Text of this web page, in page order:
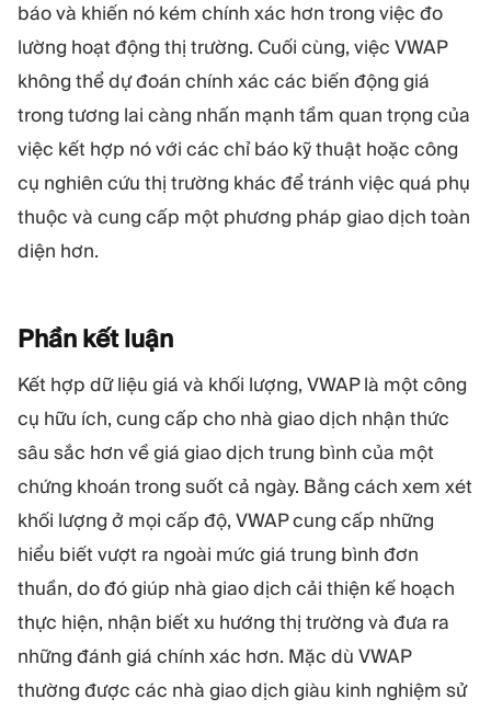
báo và khiến nó kém chính xác hơn trong việc đo
lường hoạt động thị trường. Cuối cùng, việc VWAP
không thể dự đoán chính xác các biến động giá
trong tương lai càng nhấn mạnh tầm quan trọng của
việc kết hợp nó với các chỉ báo kỹ thuật hoặc công
cụ nghiên cứu thị trường khác để tránh việc quá phụ
thuộc và cung cấp một phương pháp giao dịch toàn
diện hơn.
Phần kếtluận
Kết hợp dữ liệu giá và khối lượng, VWAP là một công
cụ hữu ích, cung cấp cho nhà giao dịch nhận thức
sâu sắc hơn về giá giao dịch trung bình của một
chứng khoán trong suốt cả ngày. Bằng cách xem xét
khối lượng ở mọi cấp độ, VWAP cung cấp những
hiểu biết vượt ra ngoài mức giá trung bình đơn
thuần, do đó giúp nhà giao dịch cải thiện kế hoạch
thực hiện, nhận biết xu hướng thị trường và đưa ra
những đánh giá chính xác hơn. Mặc dù VWAP
thường được các nhà giao dịch giàu kinh nghiệm sử